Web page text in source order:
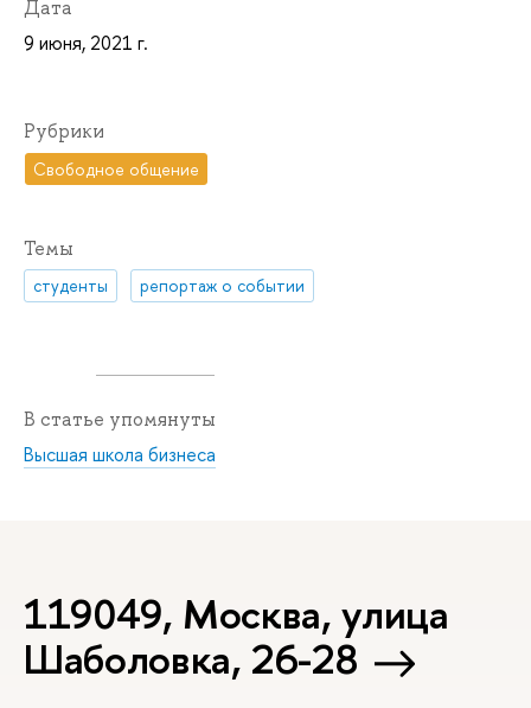
Дата
9 июня, 2021 г.
Рубрики
Свободное общение
Темы
студенты репортаж о событии
В статье упомянуты
Высшая школа бизнеса
119049, Москва, улица
Шаболовка, 26-28